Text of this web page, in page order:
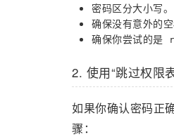
密码区分大小写。
确保没有意外的
确保你尝试的是
2. 使用“跳过权限
如果你确认密码正
骤：